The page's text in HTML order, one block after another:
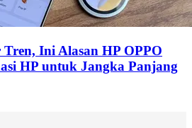
Ini Alasan HP OPPO
HP untuk Jangka Panjang